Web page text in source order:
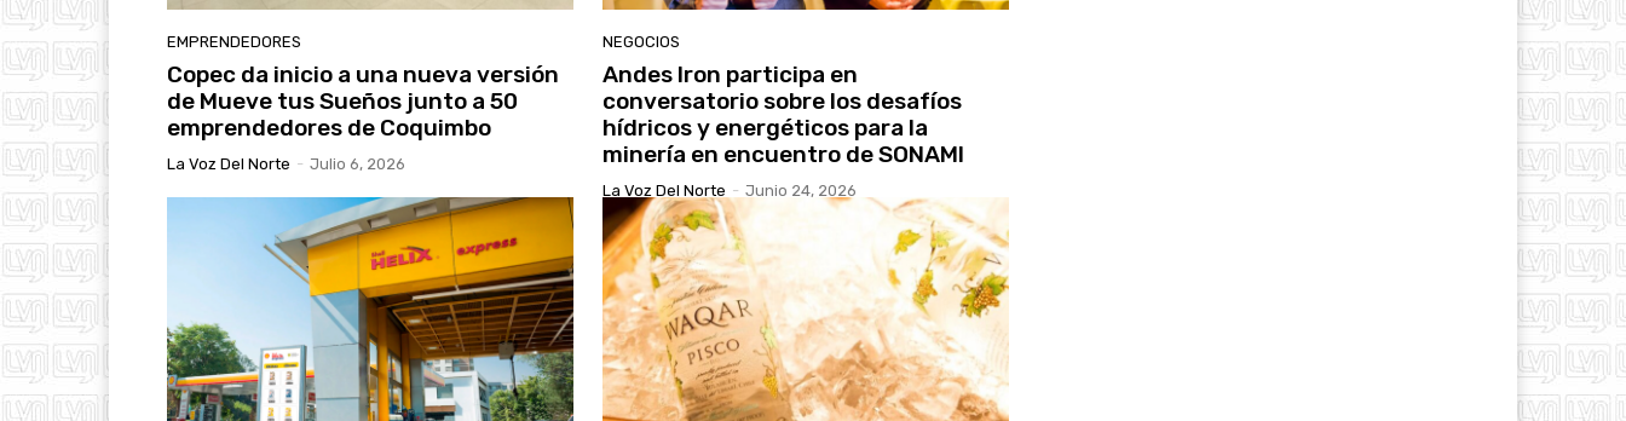
EMPRENDEDORES
Copec da inicio a una nueva versión
de Mueve tus Sueños junto a 50
emprendedores de Coquimbo
La Voz Del Norte - Julio 6, 2026
NEGOCIOS
Andes Iron participa en
conversatorio sobre los desafíos
hídricos y energéticos para la
minería en encuentro de SONAMI
La Voz Del Norte - Junio 24, 2026